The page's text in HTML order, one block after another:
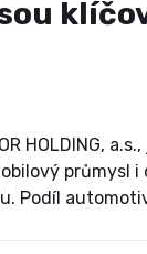
HOLDING,
průmysl
Podíl